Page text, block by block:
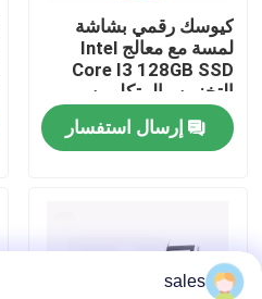
جولة في المعمل
رقابة جودة
اتصل بنا
مدونة
كيوسك رقمي بشاشة
لمسة مع معالج Intel
Core I3 128GB SSD
التخزين والمتكلمين
المدمجين
إرسال استفسار
sales